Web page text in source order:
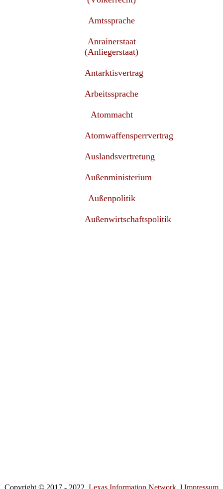
Amtssprache
Anrainerstaat
(Anliegerstaat)
Antarktisvertrag
Arbeitssprache
Atommacht
Atomwaffensperrvertrag
Auslandsvertretung
Außenministerium
Außenpolitik
Außenwirtschaftspolitik
Copyright © 2017 - 2022. Lexas Information Network . l Impressum